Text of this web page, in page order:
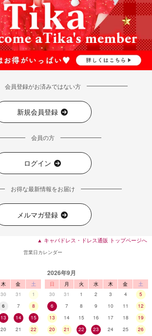
会員登録がお済みではない方
新規会員登録
会員の方
ログイン
お得な最新情報をお届け
メルマガ登録
▲ キャバドレス・ドレス通販 トップページへ
営業日カレンダー
木 金
土
30 31
1
6 7
8
13 14
15
20 21
22
2026年9月
日 月 火 水 木 金
土
30
31 1 2 3 4
5
6
7 8 9 10 11
12
13
14 15 16 17 18
19
20
21 22 23 24 25
26